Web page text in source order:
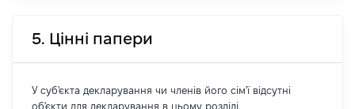
5. Цінні папери
У суб'єкта декларування чи членів його сім'ї відсутні
об'єкти для декларування в цьому розділі.